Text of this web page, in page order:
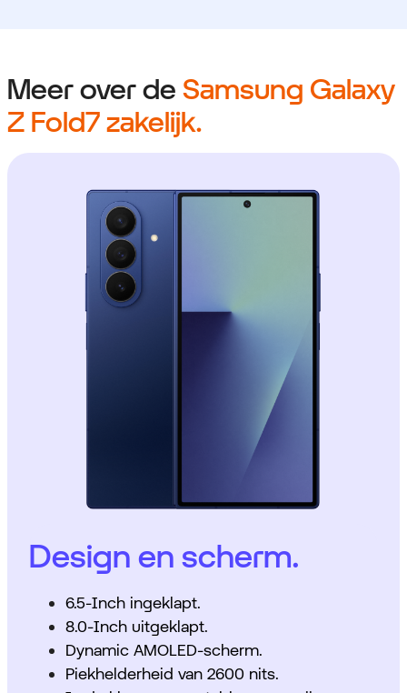
Meer over de Samsung Galaxy
Z Fold7 zakelijk.
Design en scherm.
6.5-Inch ingeklapt.
8.0-Inch uitgeklapt.
Dynamic AMOLED-scherm.
Piekhelderheid van 2600 nits.